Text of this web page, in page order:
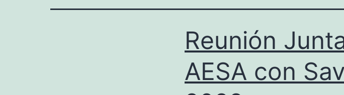
Reunión
AESA con